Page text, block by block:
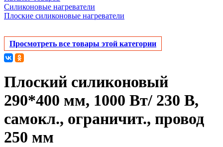
Силиконовые нагреватели
Плоские силиконовые нагреватели
Просмотреть все товары этой категории
Плоский силиконовый
290*400 мм, 1000 Вт/ 230 В,
самокл., ограничит., провод
250 мм